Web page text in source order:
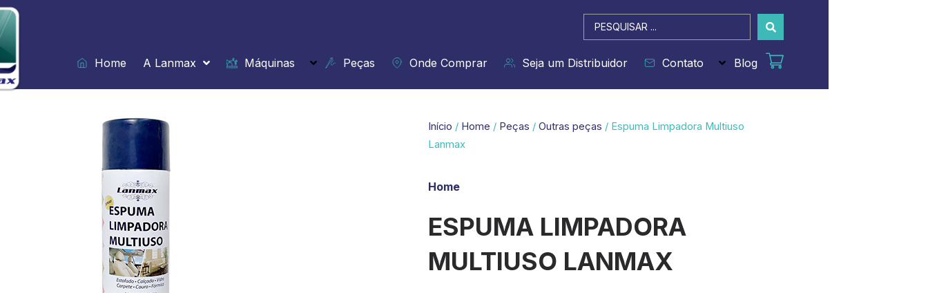
Ir
para
o
conteúdo
Pesquisar
...
Home
A Lanmax Máquinas Peças Onde Comprar Seja um Distribuidor Contato Blog
Início / Home / Peças / Outras peças / Espuma Limpadora Multiuso
Lanmax
Home
ESPUMA LIMPADORA
MULTIUSO LANMAX